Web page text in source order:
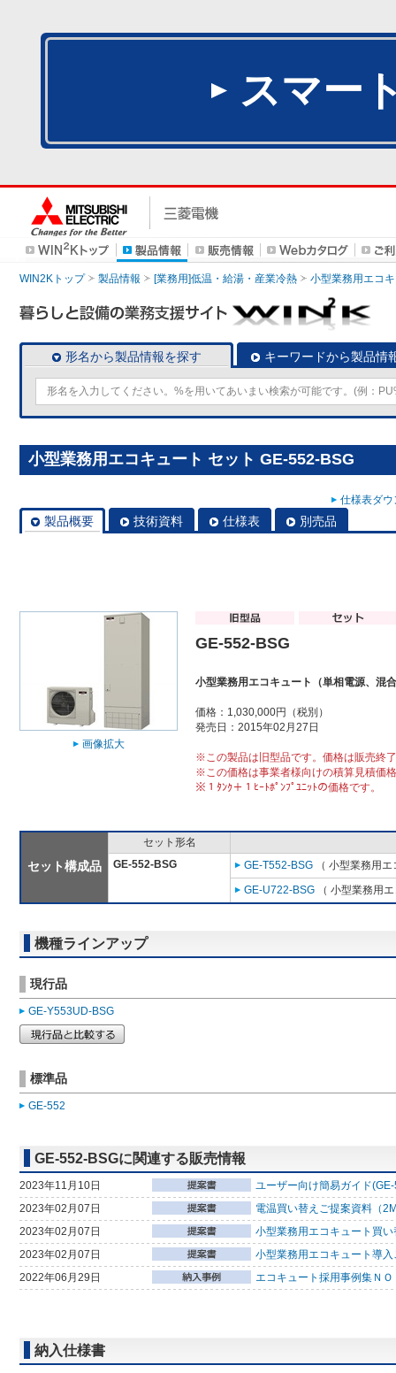
スマー
WIN2Kトップ 製品情報 [業務用]低温・給湯・産業冷熱 小型業務用エコ
形名から製品情報を探す キーワードから製品情
小型業務用エコキュート セット GE-552-BSG
仕様表ダ
製品概要 技術資料 仕様表 別売品
画像拡大
GE-552-BSG
小型業務用エコキュート（単相電源、混
価格：1,030,000円（税別）
発売日：2015年02月27日
※この製品は旧型品です。価格は販売終
※この価格は事業者様向けの積算見積価
※１ﾀﾝｸ＋１ﾋｰﾄﾎﾟﾝﾌﾟﾕﾆｯﾄの価格です。
セット構成品
セット形名
GE-552-BSG
GE-T552-BSG （ 小型業務用
GE-U722-BSG （ 小型業務用
機種ラインアップ
現行品
GE-Y553UD-BSG
標準品
GE-552
GE-552-BSGに関連する販売情報
2023年11月10日
ユーザー向け簡易ガイド
2023年02月07日
電温買い替えご提案資料（
2023年02月07日
小型業務用エコキュート買
2023年02月07日
小型業務用エコキュート導
2022年06月29日
エコキュート採用事例集Ｎ
納入仕様書